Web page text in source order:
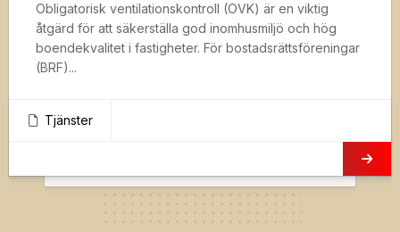
Obligatorisk ventilationskontroll (OVK) är en viktig
åtgärd för att säkerställa god inomhusmiljö och hög
boendekvalitet i fastigheter. För bostadsrättsföreningar
(BRF)...
Tjänster